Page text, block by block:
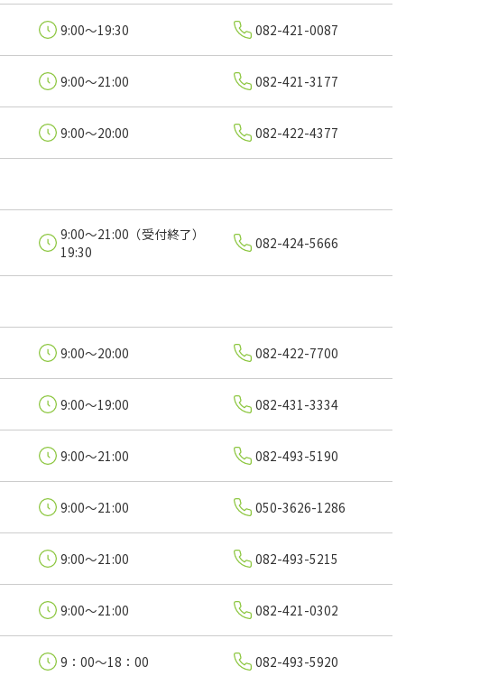
9:00～19:30 082-421-0087
9:00～21:00 082-421-3177
9:00～20:00 082-422-4377
9:00～21:00（受付終了）
19:30
082-424-5666
9:00～20:00 082-422-7700
9:00～19:00 082-431-3334
9:00～21:00 082-493-5190
9:00～21:00 050-3626-1286
9:00～21:00 082-493-5215
9:00～21:00 082-421-0302
9：00～18：00 082-493-5920